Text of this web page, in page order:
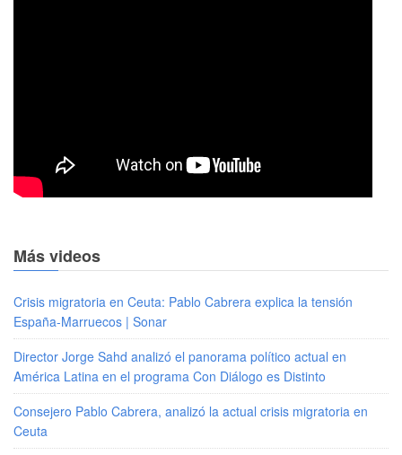
Más videos
Crisis migratoria en Ceuta: Pablo Cabrera explica la tensión
España-Marruecos | Sonar
Director Jorge Sahd analizó el panorama político actual en
América Latina en el programa Con Diálogo es Distinto
Consejero Pablo Cabrera, analizó la actual crisis migratoria en
Ceuta